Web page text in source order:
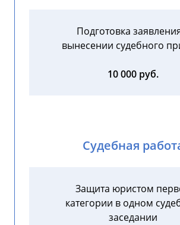
Подготовка
вынесении судебного
10 000 руб.
Судебная
Защита юристом
категории в одном
заседании